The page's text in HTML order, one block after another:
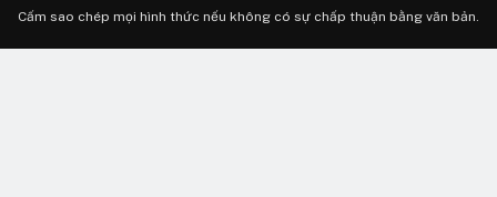
Cấm sao chép mọi hình thức nếu không có sự chấp thuận bằng văn bản.